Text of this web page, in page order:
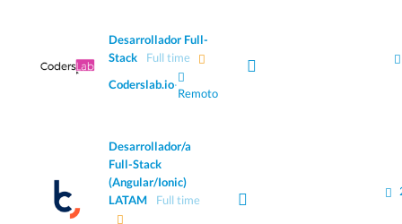
Desarrollador Full-
Stack
Full time
Coderslab.io·
Remoto
Desarrollador/a
Full-Stack
(Angular/Ionic)
LATAM
Full time